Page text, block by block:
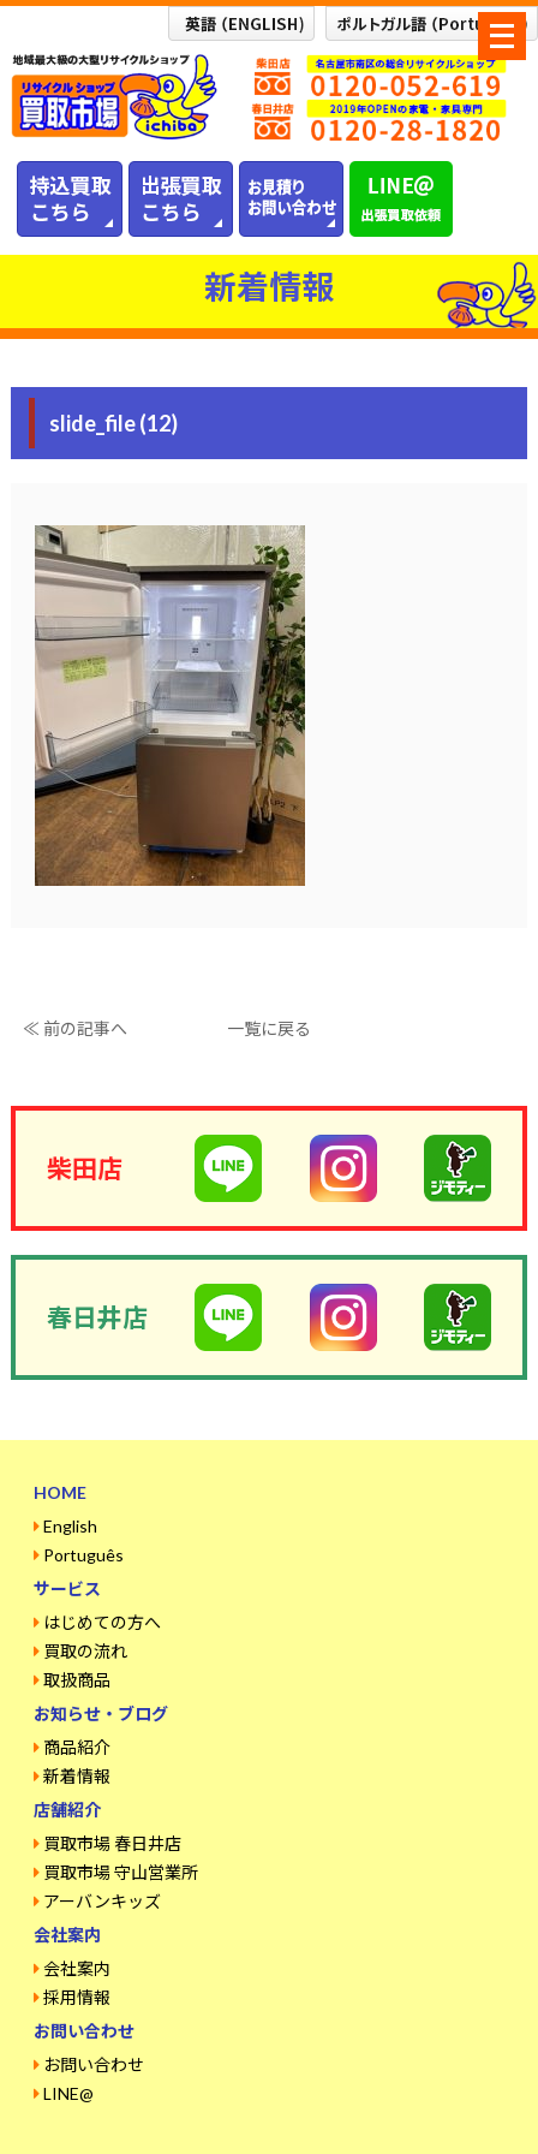
メ
ニ
ュ
ー
新着情報
slide_file (12)
≪ 前の記事へ 一覧に戻る
柴田店
春日井店
HOME
English
Português
サービス
はじめての方へ
買取の流れ
取扱商品
お知らせ・ブログ
商品紹介
新着情報
店舗紹介
買取市場 春日井店
買取市場 守山営業所
アーバンキッズ
会社案内
会社案内
採用情報
お問い合わせ
お問い合わせ
LINE@